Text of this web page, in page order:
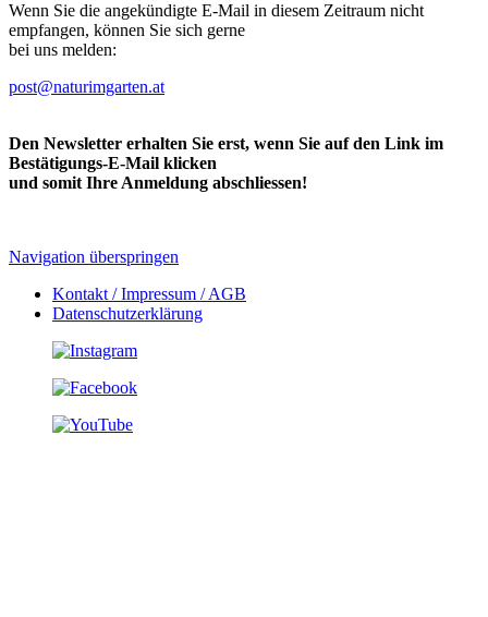
Wenn Sie die angekündigte E-Mail in diesem Zeitraum nicht
empfangen, können Sie sich gerne
bei uns melden:
post@naturimgarten.at
Den Newsletter erhalten Sie erst, wenn Sie auf den Link im
Bestätigungs-E-Mail klicken
und somit Ihre Anmeldung abschliessen!
Navigation überspringen
Kontakt / Impressum / AGB
Datenschutzerklärung